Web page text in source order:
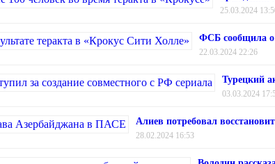
25.03.2024
ФСБ сообщила о
22.03.2024 22:26
Турецкий
03.03.2024
Алиев потребовал
28.02.2024 16:53